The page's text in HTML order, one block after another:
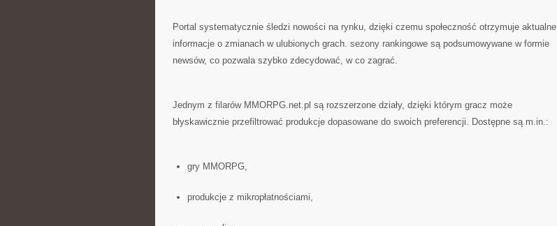
Portal systematycznie śledzi nowości na rynku, dzięki czemu społeczność otrzymuje aktualne
informacje o zmianach w ulubionych grach. sezony rankingowe są podsumowywane w formie
newsów, co pozwala szybko zdecydować, w co zagrać.
Jednym z filarów MMORPG.net.pl są rozszerzone działy, dzięki którym gracz może
błyskawicznie przefiltrować produkcje dopasowane do swoich preferencji. Dostępne są m.in.:
gry MMORPG,
produkcje z mikropłatnościami,